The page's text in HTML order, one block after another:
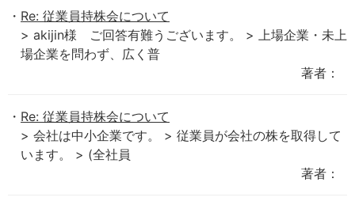
Re: 従業員持株会について
> akijin様 ご回答有難うございます。 > 上場企業・未上
場企業を問わず、広く普
著者：
Re: 従業員持株会について
> 会社は中小企業です。 > 従業員が会社の株を取得して
います。 > (全社員
著者：